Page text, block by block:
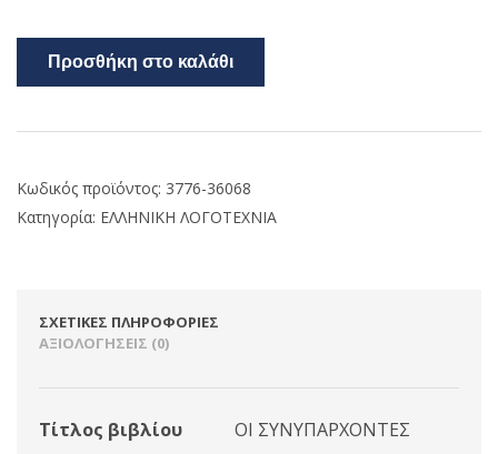
Προσθήκη στο καλάθι
Κωδικός προϊόντος: 3776-36068
Κατηγορία: ΕΛΛΗΝΙΚΗ ΛΟΓΟΤΕΧΝΙΑ
ΣΧΕΤΙΚΈΣ ΠΛΗΡΟΦΟΡΊΕΣ
ΑΞΙΟΛΟΓΉΣΕΙΣ (0)
Τίτλος βιβλίου
ΟΙ ΣΥΝΥΠΑΡΧΟΝΤΕΣ